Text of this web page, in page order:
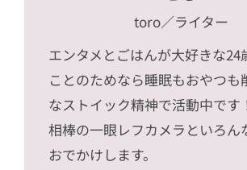
toro／ライター
エンタメとごはんが大好きな24
ことのためなら睡眠もおやつも
なストイック精神で活動中です
相棒の一眼レフカメラといろん
おでかけします。